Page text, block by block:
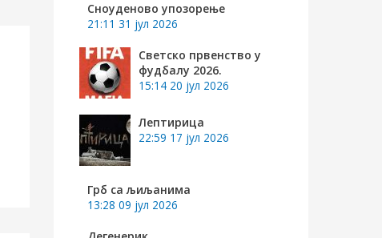
з
а
:
Сноуденово упозорење
21:11 31 јул 2026
Светско првенство у
фудбалу 2026.
15:14 20 јул 2026
Лептирица
22:59 17 јул 2026
Грб са љиљанима
13:28 09 јул 2026